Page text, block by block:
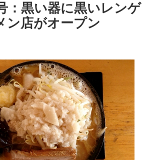
：黒い器に黒いレンゲ
ン店がオープン